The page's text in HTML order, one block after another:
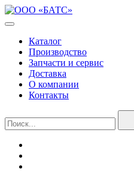
Каталог
Производство
Запчасти и сервис
Доставка
О компании
Контакты